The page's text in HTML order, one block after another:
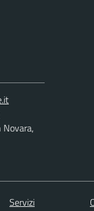
Novara,
Servizi